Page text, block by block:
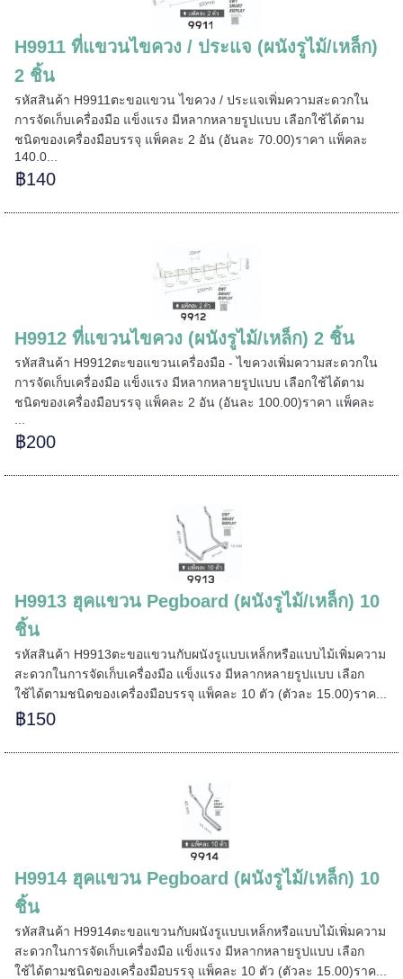
H9911 ที่แขวนไขควง / ประแจ (ผนังรูไม้/เหล็ก)
2 ชิ้น
รหัสสินค้า H9911ตะขอแขวน ไขควง / ประแจเพิ่มความสะดวกใน
การจัดเก็บเครื่องมือ แข็งแรง มีหลากหลายรูปแบบ เลือกใช้ได้ตาม
ชนิดของเครื่องมือบรรจุ แพ็คละ 2 อัน (อันละ 70.00)ราคา แพ็คละ
140.0...
฿140
H9912 ที่แขวนไขควง (ผนังรูไม้/เหล็ก) 2 ชิ้น
รหัสสินค้า H9912ตะขอแขวนเครื่องมือ - ไขควงเพิ่มความสะดวกใน
การจัดเก็บเครื่องมือ แข็งแรง มีหลากหลายรูปแบบ เลือกใช้ได้ตาม
ชนิดของเครื่องมือบรรจุ แพ็คละ 2 อัน (อันละ 100.00)ราคา แพ็คละ
฿200
H9913 ฮุคแขวน Pegboard (ผนังรูไม้/เหล็ก) 10
ชิ้น
รหัสสินค้า H9913ตะขอแขวนกับผนังรูแบบเหล็กหรือแบบไม้เพิ่มความ
สะดวกในการจัดเก็บเครื่องมือ แข็งแรง มีหลากหลายรูปแบบ เลือก
ใช้ได้ตามชนิดของเครื่องมือบรรจุ แพ็คละ 10 ตัว (ตัวละ 15.00)ราค...
฿150
H9914 ฮุคแขวน Pegboard (ผนังรูไม้/เหล็ก) 10
ชิ้น
รหัสสินค้า H9914ตะขอแขวนกับผนังรูแบบเหล็กหรือแบบไม้เพิ่มความ
สะดวกในการจัดเก็บเครื่องมือ แข็งแรง มีหลากหลายรูปแบบ เลือก
ใช้ได้ตามชนิดของเครื่องมือบรรจุ แพ็คละ 10 ตัว (ตัวละ 15.00)ราค...